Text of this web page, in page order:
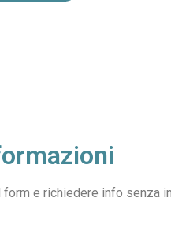
e richiedere info senza